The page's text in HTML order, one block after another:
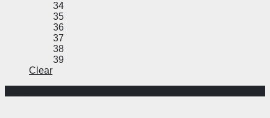
34
35
36
37
38
39
Clear